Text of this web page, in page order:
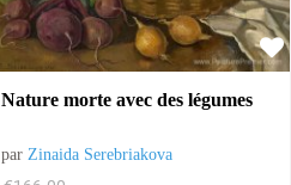
Nature morte avec des légumes
parZinaida Serebriakova